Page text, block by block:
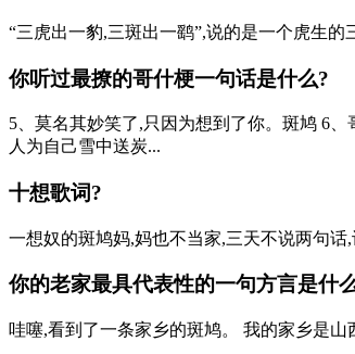
“三虎出一豹,三斑出一鹞”,说的是一个虎生
你听过最撩的哥什梗一句话是什么?
5、莫名其妙笑了,只因为想到了你。斑鸠 6
人为自己雪中送炭...
十想歌词?
一想奴的斑鸠妈,妈也不当家,三天不说两句
你的老家最具代表性的一句方言是什
哇噻,看到了一条家乡的斑鸠。 我的家乡是